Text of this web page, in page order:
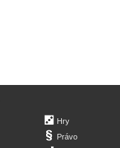
Hry
Právo